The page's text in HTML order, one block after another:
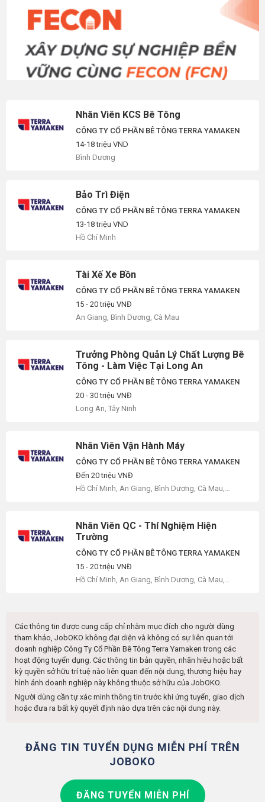
Nhân Viên KCS Bê Tông
CÔNG TY CỔ PHẦN BÊ TÔNG TERRA YAMAKEN
14-18 triệu VND
Bình Dương
Bảo Trì Điện
CÔNG TY CỔ PHẦN BÊ TÔNG TERRA YAMAKEN
13-18 triệu VND
Hồ Chí Minh
Tài Xế Xe Bồn
CÔNG TY CỔ PHẦN BÊ TÔNG TERRA YAMAKEN
15 - 20 triệu VNĐ
An Giang, Bình Dương, Cà Mau
Trưởng Phòng Quản Lý Chất Lượng Bê
Tông - Làm Việc Tại Long An
CÔNG TY CỔ PHẦN BÊ TÔNG TERRA YAMAKEN
20 - 30 triệu VNĐ
Long An, Tây Ninh
Nhân Viên Vận Hành Máy
CÔNG TY CỔ PHẦN BÊ TÔNG TERRA YAMAKEN
Đến 20 triệu VNĐ
Hồ Chí Minh, An Giang, Bình Dương, Cà Mau,
Nhân Viên QC - Thí Nghiệm Hiện
Trường
CÔNG TY CỔ PHẦN BÊ TÔNG TERRA YAMAKEN
15 - 20 triệu VNĐ
Hồ Chí Minh, An Giang, Bình Dương, Cà Mau,
Các thông tin được cung cấp chỉ nhằm mục đích cho người dùng
tham khảo, JobOKO không đại diện và không có sự liên quan tới
doanh nghiệp Công Ty Cổ Phần Bê Tông Terra Yamaken trong các
hoạt động tuyển dụng. Các thông tin bản quyền, nhãn hiệu hoặc bất
kỳ quyền sở hữu trí tuệ nào liên quan đến nội dung, thương hiệu hay
hình ảnh doanh nghiệp này không thuộc sở hữu của JobOKO.
Người dùng cần tự xác minh thông tin trước khi ứng tuyển, giao dịch
hoặc đưa ra bất kỳ quyết định nào dựa trên các nội dung này.
ĐĂNG TIN TUYỂN DỤNG MIỄN PHÍ TRÊN
JOBOKO
ĐĂNG TUYỂN MIỄN PHÍ